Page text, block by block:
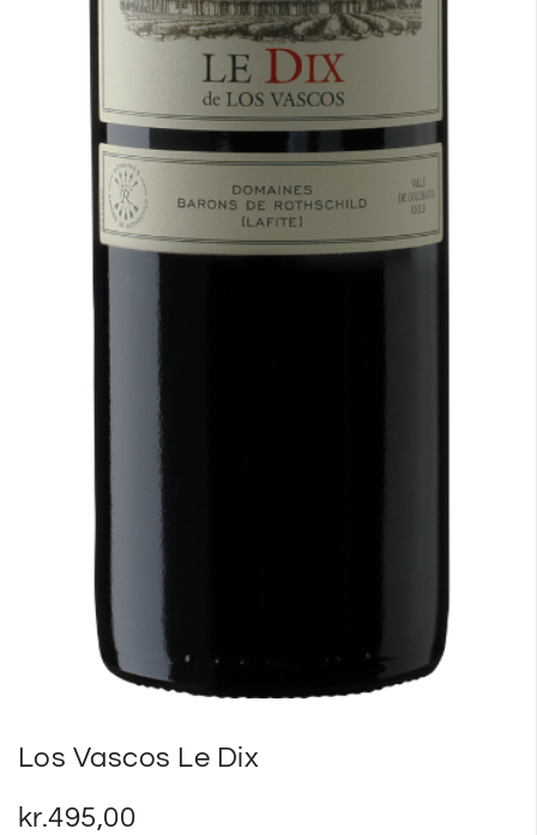
Los Vascos Le Dix
kr.495,00